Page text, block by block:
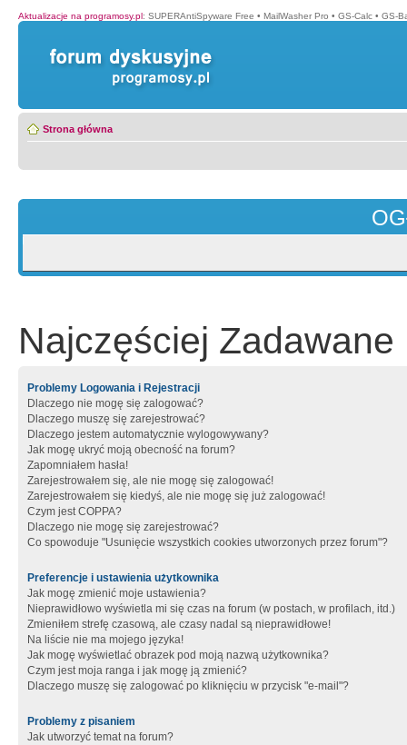
Aktualizacje na programosy.pl: SUPERAntiSpyware Free • MailWasher Pro • GS-Calc • GS-
Strona główna
Najczęściej Zadawane
Problemy Logowania i Rejestracji
Dlaczego nie mogę się zalogować?
Dlaczego muszę się zarejestrować?
Dlaczego jestem automatycznie wylogowywany?
Jak mogę ukryć moją obecność na forum?
Zapomniałem hasła!
Zarejestrowałem się, ale nie mogę się zalogować!
Zarejestrowałem się kiedyś, ale nie mogę się już zalogować!
Czym jest COPPA?
Dlaczego nie mogę się zarejestrować?
Co spowoduje "Usunięcie wszystkich cookies utworzonych przez forum"?
Preferencje i ustawienia użytkownika
Jak mogę zmienić moje ustawienia?
Nieprawidłowo wyświetla mi się czas na forum (w postach, w profilach, itd.)
Zmieniłem strefę czasową, ale czasy nadal są nieprawidłowe!
Na liście nie ma mojego języka!
Jak mogę wyświetlać obrazek pod moją nazwą użytkownika?
Czym jest moja ranga i jak mogę ją zmienić?
Dlaczego muszę się zalogować po kliknięciu w przycisk "e-mail"?
Problemy z pisaniem
Jak utworzyć temat na forum?